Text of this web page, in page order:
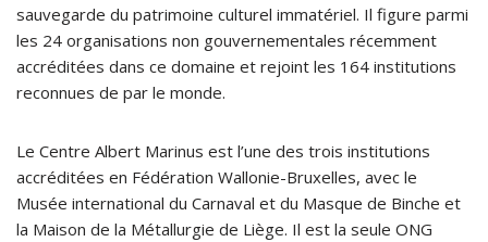
sauvegarde du patrimoine culturel immatériel. Il figure parmi
les 24 organisations non gouvernementales récemment
accréditées dans ce domaine et rejoint les 164 institutions
reconnues de par le monde.
Le Centre Albert Marinus est l’une des trois institutions
accréditées en Fédération Wallonie-Bruxelles, avec le
Musée international du Carnaval et du Masque de Binche et
la Maison de la Métallurgie de Liège. Il est la seule ONG